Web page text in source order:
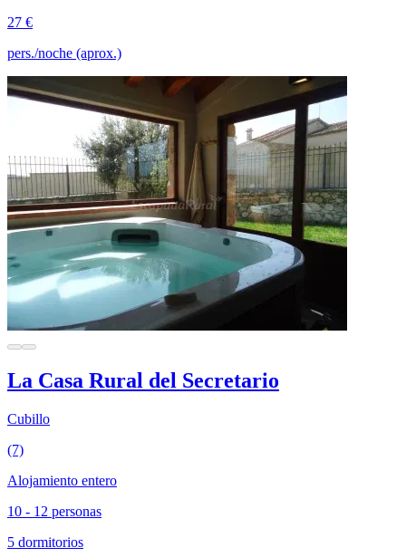
27 €
pers./noche (aprox.)
La Casa Rural del Secretario
Cubillo
(7)
Alojamiento entero
10 - 12 personas
5 dormitorios